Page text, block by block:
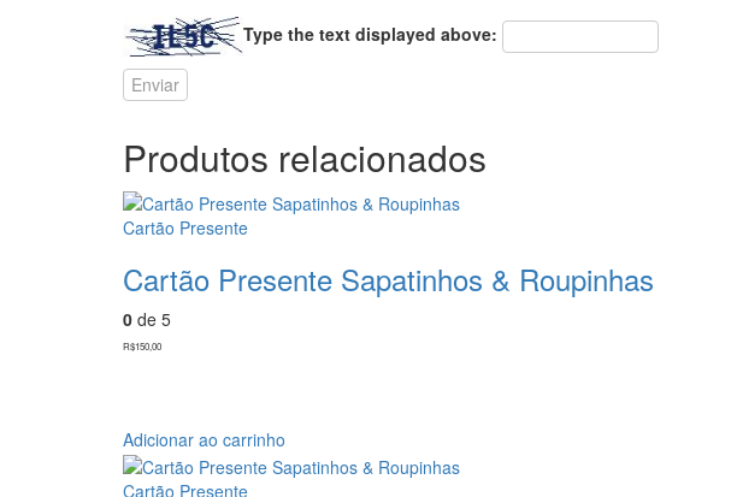
Type the text displayed above:
Produtos relacionados
Cartão Presente
Cartão Presente Sapatinhos & Roupinhas
0 de 5
R$150,00
Adicionar ao carrinho
Cartão Presente